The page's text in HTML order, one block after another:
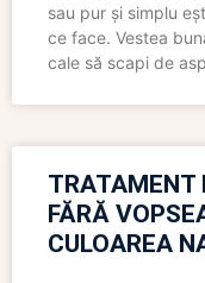
sau pur și simplu
ce face. Vestea
cale să scapi de
TRATAMENT
FĂRĂ
CULOAREA